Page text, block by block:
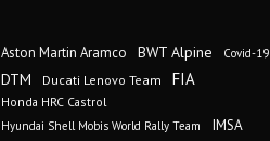
Aston Martin Aramco BWT Alpine Covid-19
DTM Ducati Lenovo Team FIA
Honda HRC Castrol
Hyundai Shell Mobis World Rally Team IMSA